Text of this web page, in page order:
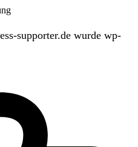
supporter.de wurde wp-